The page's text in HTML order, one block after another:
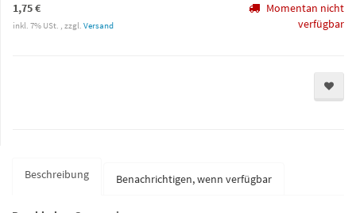
1,75 €
inkl. 7% USt. , zzgl. Versand
Momentan nicht
verfügbar
Beschreibung Benachrichtigen, wenn verfügbar